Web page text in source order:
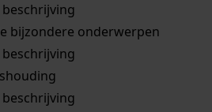
bijzondere onderwerpen